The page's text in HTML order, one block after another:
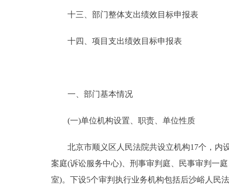
十三、部门整体支出绩效目标申报表
十四、项目支出绩效目标申报表
一、部门基本情况
(一)单位机构设置、职责、单位性质
北京市顺义区人民法院共设立机构17个，内设
案庭(诉讼服务中心)、刑事审判庭、民事审判一
室)。下设5个审判执行业务机构包括后沙峪人民